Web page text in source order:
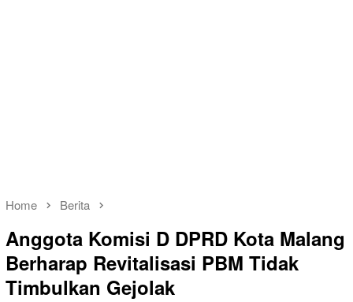
Home Berita
Anggota Komisi D DPRD Kota Malang
Berharap Revitalisasi PBM Tidak
Timbulkan Gejolak